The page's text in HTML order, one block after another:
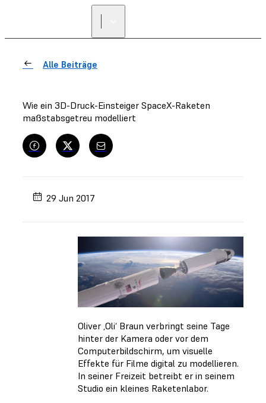
Alle Beiträge
Wie ein 3D-Druck-Einsteiger SpaceX-Raketen
maßstabsgetreu modelliert
29 Jun 2017
Oliver ‚Oli‘ Braun verbringt seine Tage
hinter der Kamera oder vor dem
Computerbildschirm, um visuelle
Effekte für Filme digital zu modellieren.
In seiner Freizeit betreibt er in seinem
Studio ein kleines Raketenlabor.